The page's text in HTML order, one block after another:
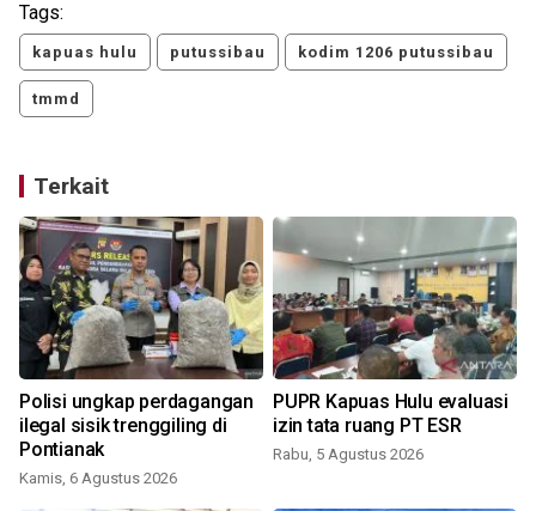
Tags:
kapuas hulu putussibau kodim 1206 putussibau
tmmd
Terkait
Polisi ungkap perdagangan
ilegal sisik trenggiling di
Pontianak
Kamis, 6 Agustus 2026
PUPR Kapuas Hulu evaluasi
izin tata ruang PT ESR
Rabu, 5 Agustus 2026